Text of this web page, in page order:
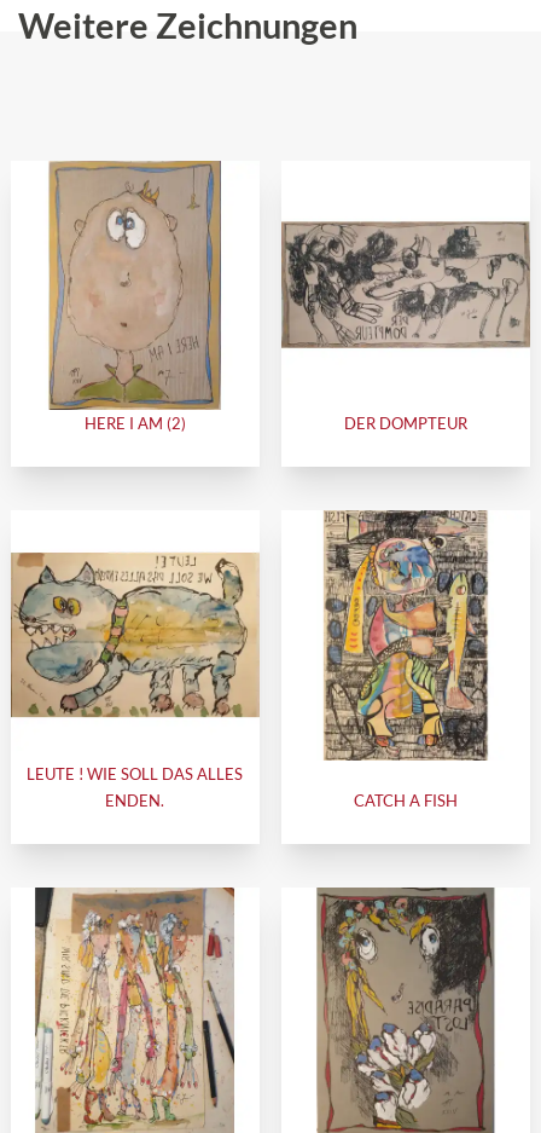
Weitere Zeichnungen
HERE I AM (2) DER DOMPTEUR
LEUTE ! WIE SOLL DAS ALLES
ENDEN.
CATCH A FISH